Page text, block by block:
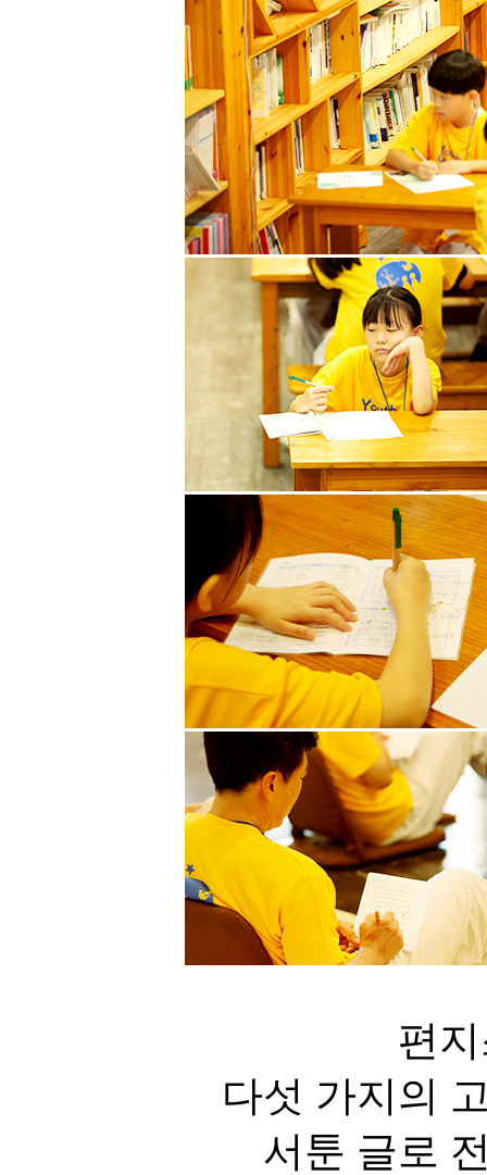
편
다섯 가지의
서툰 글로